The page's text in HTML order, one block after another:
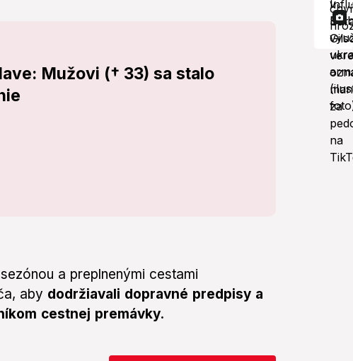
Mužovi († 33) sa stalo
a preplnenými cestami
aby dodržiavali dopravné predpisy a
cestnej premávky.